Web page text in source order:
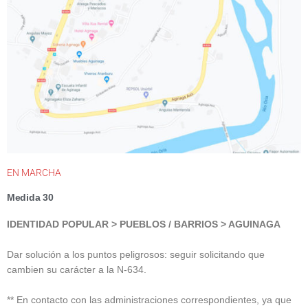
EN MARCHA
Medida 30
IDENTIDAD POPULAR > PUEBLOS / BARRIOS > AGUINAGA
Dar solución a los puntos peligrosos: seguir solicitando que
cambien su carácter a la N-634.
** En contacto con las administraciones correspondientes, ya que